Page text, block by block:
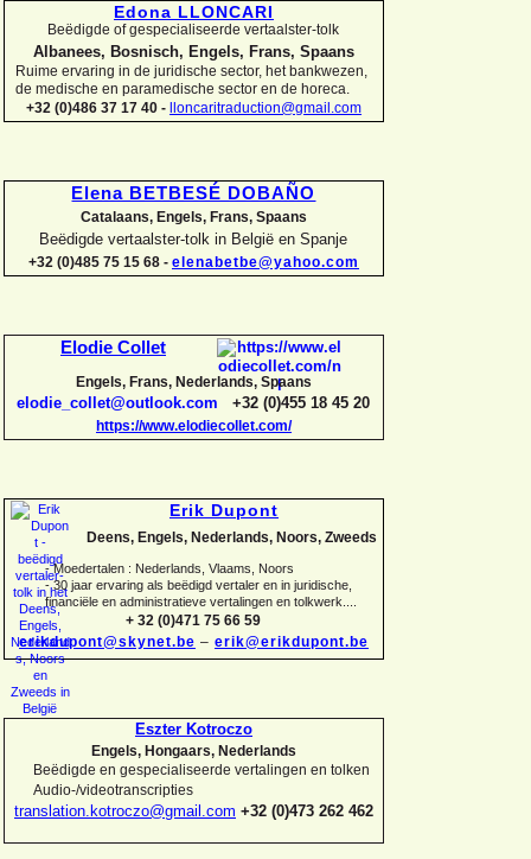
Edona LLONCARI
Beëdigde of gespecialiseerde vertaalster-tolk
Albanees, Bosnisch, Engels, Frans, Spaans
Ruime ervaring in de juridische sector, het bankwezen,
de medische en paramedische sector en de horeca.
+32 (0)486 37 17 40 -
lloncaritraduction@gmail.com
Elena BETBESÉ DOBAÑO
Catalaans, Engels, Frans, Spaans
Beëdigde vertaalster-tolk in België en Spanje
+32 (0)485 75 15 68 - elenabetbe@yahoo.com
Elodie Collet
Engels, Frans, Nederlands, Spaans
elodie_collet@outlook.com +32 (0)455 18 45 20
https://www.elodiecollet.com/
Erik Dupont
Deens, Engels, Nederlands, Noors, Zweeds
-Moedertalen : Nederlands, Vlaams, Noors
-30 jaar ervaring als beëdigd vertaler en in juridische,
financiële en administratieve vertalingen en tolkwerk....
+ 32 (0)471 75 66 59
erikdupont@skynet.be – erik@erikdupont.be
Eszter Kotroczo
Engels, Hongaars, Nederlands
Beëdigde en gespecialiseerde vertalingen en tolken
Audio-/videotranscripties
translation.kotroczo@gmail.com +32 (0)473 262 462